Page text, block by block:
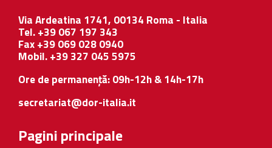
Via Ardeatina 1741, 00134 Roma - Italia
Tel. +39 067 197 343
Fax +39 069 028 0940
Mobil. +39 327 045 5975
Ore de permanență: 09h-12h & 14h-17h
secretariat@dor-italia.it
Pagini principale